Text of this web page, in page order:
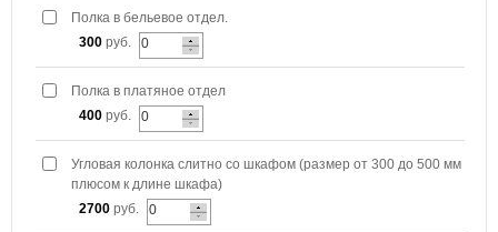
Полка в бельевое отдел.
300 руб.
Полка в платяное отдел
400 руб.
Угловая колонка слитно со шкафом (размер от 300 до 500 мм
плюсом к длине шкафа)
2700 руб.